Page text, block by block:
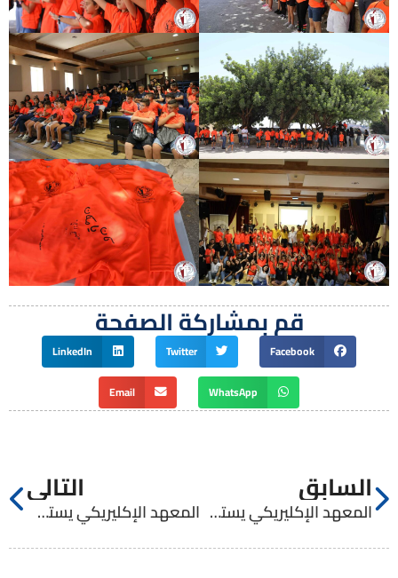
قم بمشاركة الصفحة
Facebook
Twitter
LinkedIn
WhatsApp
Email
السابق
المعهد الإكليريكي يستضيف مخيم فئة الثانوي في شبيبة موطن يسوع
التالي
المعهد الإكليريكي يستضيف مخيم فئة الإعدادي في شبيبة موطن يسوع